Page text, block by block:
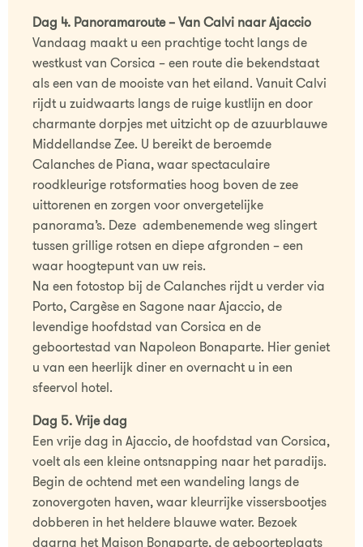
Dag 4. Panoramaroute – Van Calvi naar Ajaccio
Vandaag maakt u een prachtige tocht langs de
westkust van Corsica – een route die bekendstaat
als een van de mooiste van het eiland. Vanuit Calvi
rijdt u zuidwaarts langs de ruige kustlijn en door
charmante dorpjes met uitzicht op de azuurblauwe
Middellandse Zee. U bereikt de beroemde
Calanches de Piana, waar spectaculaire
roodkleurige rotsformaties hoog boven de zee
uittorenen en zorgen voor onvergetelijke
panorama’s. Deze adembenemende weg slingert
tussen grillige rotsen en diepe afgronden – een
waar hoogtepunt van uw reis.
Na een fotostop bij de Calanches rijdt u verder via
Porto, Cargèse en Sagone naar Ajaccio, de
levendige hoofdstad van Corsica en de
geboortestad van Napoleon Bonaparte. Hier geniet
u van een heerlijk diner en overnacht u in een
sfeervol hotel.
Dag 5. Vrije dag
Een vrije dag in Ajaccio, de hoofdstad van Corsica,
voelt als een kleine ontsnapping naar het paradijs.
Begin de ochtend met een wandeling langs de
zonovergoten haven, waar kleurrijke vissersbootjes
dobberen in het heldere blauwe water. Bezoek
daarna het Maison Bonaparte, de geboorteplaats